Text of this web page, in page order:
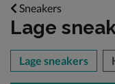
Sneakers
Lage
over
Lage sneakers